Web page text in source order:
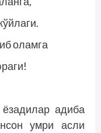
оламга
адиба
умри асли